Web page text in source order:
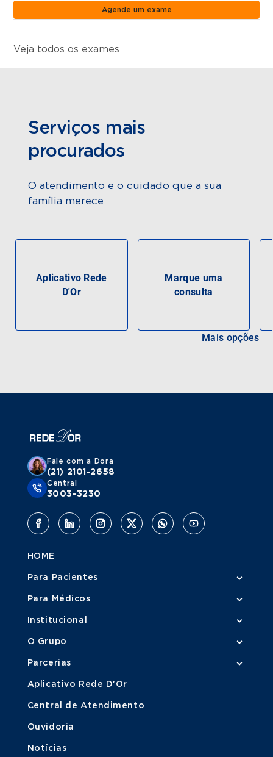
Agende um exame
Veja todos os exames
Serviços mais
procurados
O atendimento e o cuidado que a sua
família merece
Aplicativo Rede
D'Or
Marque uma
consulta
Mais opções
Fale com a Dora
(21) 2101-2658
Central
3003-3230
HOME
Para Pacientes
Para Médicos
Institucional
O Grupo
Parcerias
Aplicativo Rede D'Or
Central de Atendimento
Ouvidoria
Notícias